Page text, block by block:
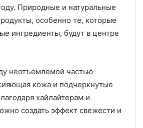
Природные и натуральные
особенно те, которые
ингредиенты, будут в центре
неотъемлемой частью
кожа и подчеркнутые
хайлайтерам и
создать эффект свежести и